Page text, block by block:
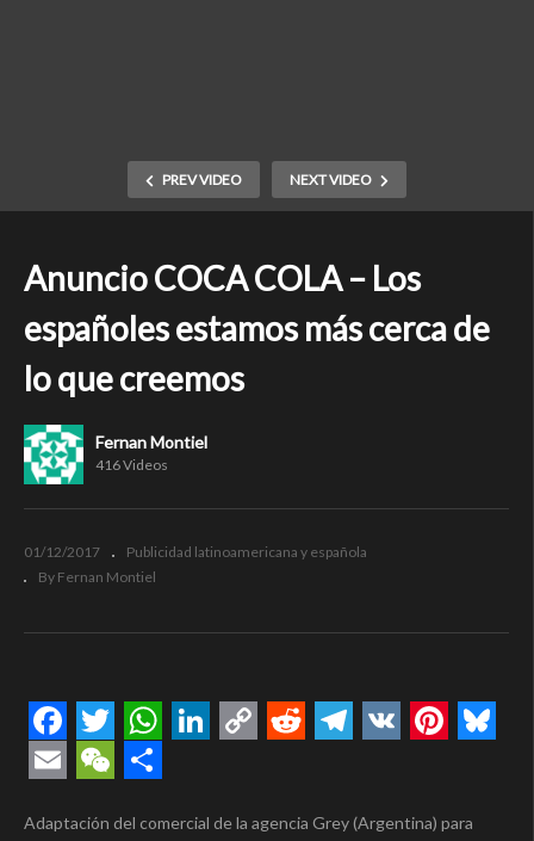
PREV VIDEO NEXT VIDEO
Anuncio COCA COLA – Los
españoles estamos más cerca de
lo que creemos
Fernan Montiel
416 Videos
01/12/2017
Publicidad latinoamericana y española
By Fernan Montiel
Facebook
TwitterWhatsApp
Adaptación del comercial de la agencia Grey (Argentina) para